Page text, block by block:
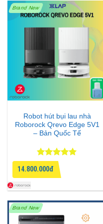
Tối ưu cho game thủ –
Tivi hỗ trợ nhiều công
game:
Game Mode 240Hz
Brand New
Robot hút bụi lau nhà
Roborock Qrevo Edge 5V1
– Bản Quốc Tế
Được xếp
hạng
55
sao
14.800.000đ
Brand New